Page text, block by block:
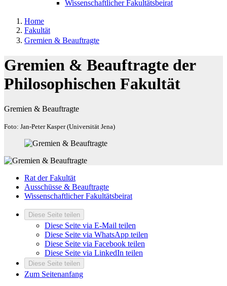
Wissenschaftlicher Fakultätsbeirat
Home
Fakultät
Gremien & Beauftragte
Gremien & Beauftragte der
Philosophischen Fakultät
Gremien & Beauftragte
Foto: Jan-Peter Kasper (Universität Jena)
Rat der Fakultät
Ausschüsse & Beauftragte
Wissenschaftlicher Fakultätsbeirat
Diese Seite teilen
Diese Seite via E-Mail teilen
Diese Seite via WhatsApp teilen
Diese Seite via Facebook teilen
Diese Seite via LinkedIn teilen
Diese Seite teilen
Zum Seitenanfang